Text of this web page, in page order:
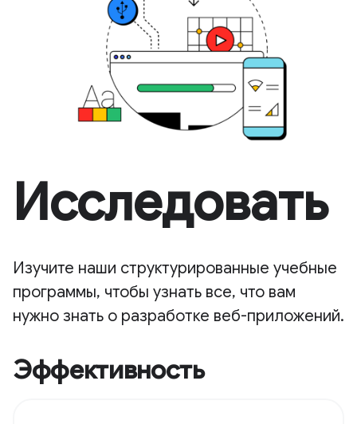
Исследовать
Изучите наши структурированные учебные
программы, чтобы узнать все, что вам
нужно знать о разработке веб-приложений.
Эффективность